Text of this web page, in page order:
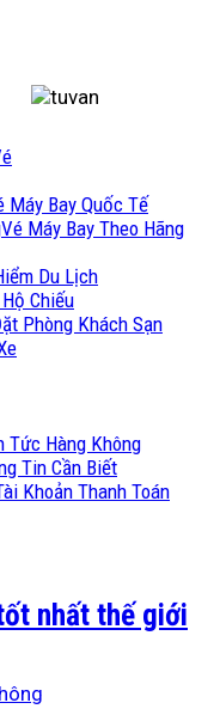
Máy Bay Quốc Tế
Vé Máy Bay Theo Hãng
Du Lịch
Chiếu
Phòng Khách Sạn
Tức Hàng Không
Tin Cần Biết
Khoản Thanh Toán
nhất thế giới